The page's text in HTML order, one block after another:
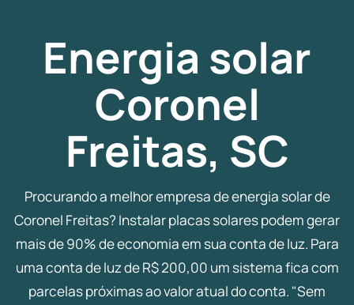
Energia solar
Coronel
Freitas, SC
Procurando a melhor empresa de energia solar de
Coronel Freitas? Instalar placas solares podem gerar
mais de 90% de economia em sua conta de luz. Para
uma conta de luz de R$ 200,00 um sistema fica com
parcelas próximas ao valor atual do conta. "Sem